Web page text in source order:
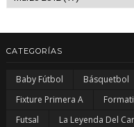
CATEGORÍAS
Baby Fútbol Básquetbol
Fixture Primera A
Futsal
La Leyenda Del